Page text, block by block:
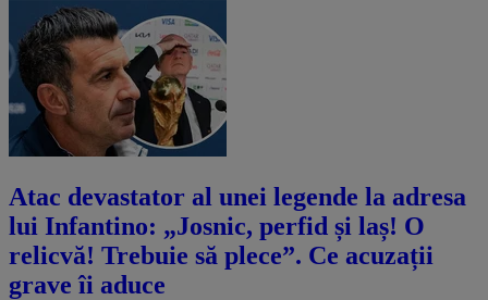
Atac devastator al unei legende la adresa
lui Infantino: „Josnic, perfid și laș! O
relicvă! Trebuie să plece”. Ce acuzații
grave îi aduce